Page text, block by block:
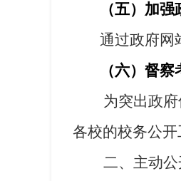
（五）加
通过政府网
（六）督
为突出政
各校的校务公
二、主动